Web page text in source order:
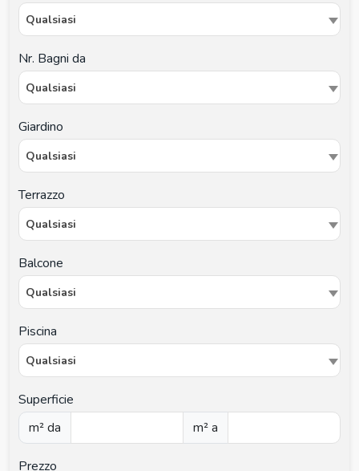
Qualsiasi
Nr. Bagni da
Qualsiasi
Giardino
Qualsiasi
Terrazzo
Qualsiasi
Balcone
Qualsiasi
Piscina
Qualsiasi
Superficie
m² da
m² a
Prezzo